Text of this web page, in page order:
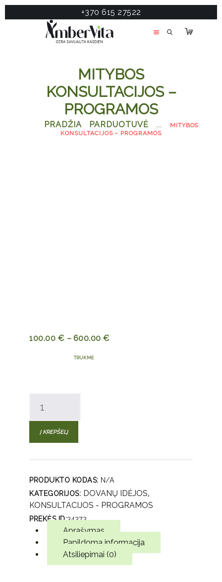
+370 615 27522
MITYBOS
KONSULTACIJOS –
PROGRAMOS
PRADŽIA PARDUOTUVĖ ...
MITYBOS
KONSULTACIJOS – PROGRAMOS
PASLAUGOS
PRODUKTAI
TESTAS
KONTAKTAI
100.00 €– 600.00 €
TRUKMĖ
kiekis:
Mitybos
konsultacijos
Į KREPŠELĮ
PRODUKTO KODAS: N/A
KATEGORIJOS: DOVANŲ IDĖJOS,
KONSULTACIJOS - PROGRAMOS
PREKĖS ID:34373
Aprašymas
Papildoma informacija
Atsiliepimai (0)